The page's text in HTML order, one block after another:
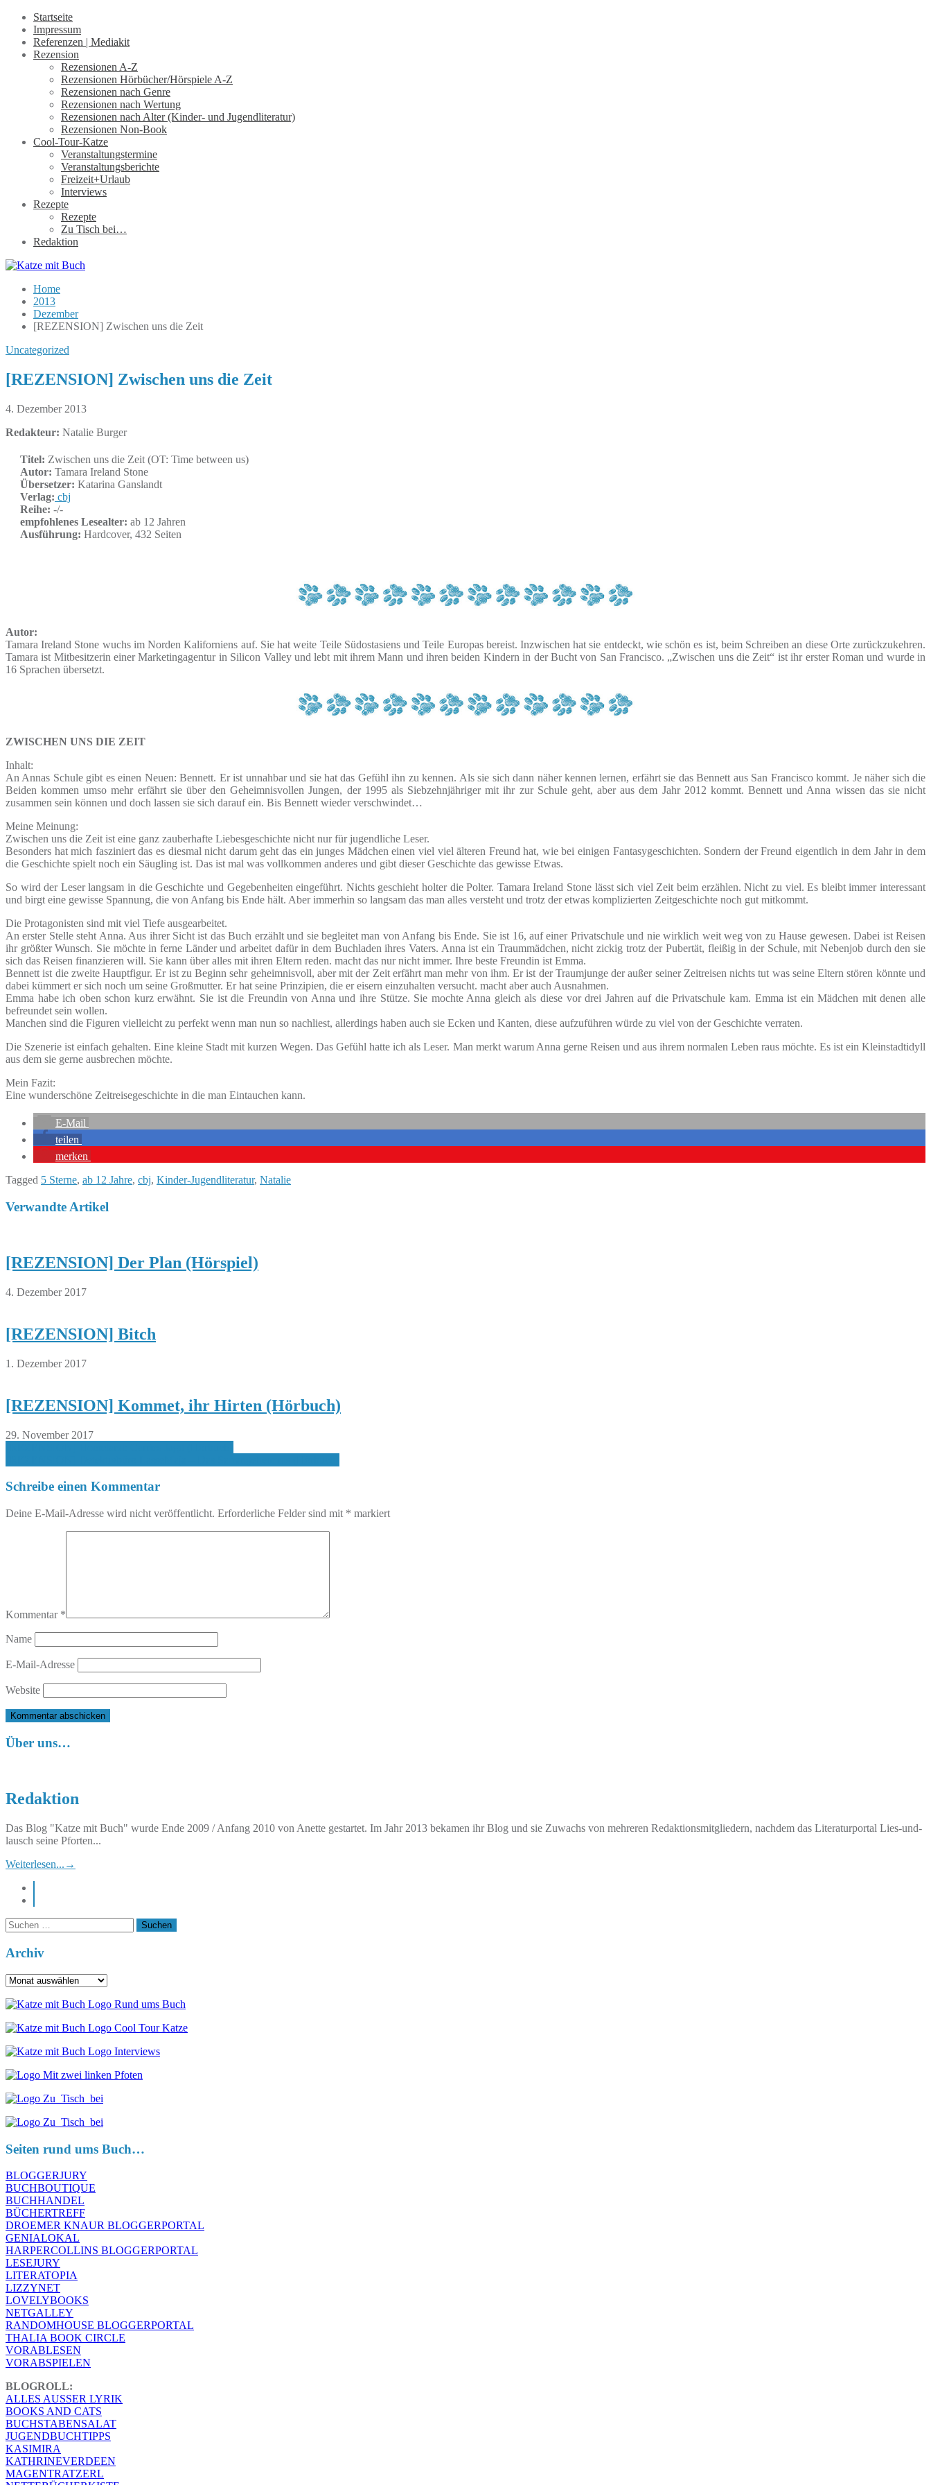
Startseite
Impressum
Referenzen | Mediakit
Rezension
Rezensionen A-Z
Rezensionen Hörbücher/Hörspiele A-Z
Rezensionen nach Genre
Rezensionen nach Wertung
Rezensionen nach Alter (Kinder- und Jugendliteratur)
Rezensionen Non-Book
Cool-Tour-Katze
Veranstaltungstermine
Veranstaltungsberichte
Freizeit+Urlaub
Interviews
Rezepte
Rezepte
Zu Tisch bei…
Redaktion
Home
2013
Dezember
[REZENSION] Zwischen uns die Zeit
Uncategorized
[REZENSION] Zwischen uns die Zeit
4. Dezember 2013
Redakteur: Natalie Burger
Titel: Zwischen uns die Zeit (OT: Time between us)
Autor: Tamara Ireland Stone
Übersetzer: Katarina Ganslandt
Verlag: cbj
Reihe: -/-
empfohlenes Lesealter: ab 12 Jahren
Ausführung: Hardcover, 432 Seiten
Autor:
Tamara Ireland Stone wuchs im Norden Kaliforniens auf. Sie hat weite Teile Südostasiens und Teile Europas bereist. Inzwischen hat sie entdeckt, wie schön es ist, beim Schreiben an diese Orte zurückzukehren.
Tamara ist Mitbesitzerin einer Marketingagentur in Silicon Valley und lebt mit ihrem Mann und ihren beiden Kindern in der Bucht von San Francisco. „Zwischen uns die Zeit“ ist ihr erster Roman und wurde in
16 Sprachen übersetzt.
ZWISCHEN UNS DIE ZEIT
Inhalt:
An Annas Schule gibt es einen Neuen: Bennett. Er ist unnahbar und sie hat das Gefühl ihn zu kennen. Als sie sich dann näher kennen lernen, erfährt sie das Bennett aus San Francisco kommt. Je näher sich die
Beiden kommen umso mehr erfährt sie über den Geheimnisvollen Jungen, der 1995 als Siebzehnjähriger mit ihr zur Schule geht, aber aus dem Jahr 2012 kommt. Bennett und Anna wissen das sie nicht
zusammen sein können und doch lassen sie sich darauf ein. Bis Bennett wieder verschwindet…
Meine Meinung:
Zwischen uns die Zeit ist eine ganz zauberhafte Liebesgeschichte nicht nur für jugendliche Leser.
Besonders hat mich fasziniert das es diesmal nicht darum geht das ein junges Mädchen einen viel viel älteren Freund hat, wie bei einigen Fantasygeschichten. Sondern der Freund eigentlich in dem Jahr in dem
die Geschichte spielt noch ein Säugling ist. Das ist mal was vollkommen anderes und gibt dieser Geschichte das gewisse Etwas.
So wird der Leser langsam in die Geschichte und Gegebenheiten eingeführt. Nichts geschieht holter die Polter. Tamara Ireland Stone lässt sich viel Zeit beim erzählen. Nicht zu viel. Es bleibt immer interessant
und birgt eine gewisse Spannung, die von Anfang bis Ende hält. Aber immerhin so langsam das man alles versteht und trotz der etwas komplizierten Zeitgeschichte noch gut mitkommt.
Die Protagonisten sind mit viel Tiefe ausgearbeitet.
An erster Stelle steht Anna. Aus ihrer Sicht ist das Buch erzählt und sie begleitet man von Anfang bis Ende. Sie ist 16, auf einer Privatschule und nie wirklich weit weg von zu Hause gewesen. Dabei ist Reisen
ihr größter Wunsch. Sie möchte in ferne Länder und arbeitet dafür in dem Buchladen ihres Vaters. Anna ist ein Traummädchen, nicht zickig trotz der Pubertät, fleißig in der Schule, mit Nebenjob durch den sie
sich das Reisen finanzieren will. Sie kann über alles mit ihren Eltern reden. macht das nur nicht immer. Ihre beste Freundin ist Emma.
Bennett ist die zweite Hauptfigur. Er ist zu Beginn sehr geheimnisvoll, aber mit der Zeit erfährt man mehr von ihm. Er ist der Traumjunge der außer seiner Zeitreisen nichts tut was seine Eltern stören könnte und
dabei kümmert er sich noch um seine Großmutter. Er hat seine Prinzipien, die er eisern einzuhalten versucht. macht aber auch Ausnahmen.
Emma habe ich oben schon kurz erwähnt. Sie ist die Freundin von Anna und ihre Stütze. Sie mochte Anna gleich als diese vor drei Jahren auf die Privatschule kam. Emma ist ein Mädchen mit denen alle
befreundet sein wollen.
Manchen sind die Figuren vielleicht zu perfekt wenn man nun so nachliest, allerdings haben auch sie Ecken und Kanten, diese aufzuführen würde zu viel von der Geschichte verraten.
Die Szenerie ist einfach gehalten. Eine kleine Stadt mit kurzen Wegen. Das Gefühl hatte ich als Leser. Man merkt warum Anna gerne Reisen und aus ihrem normalen Leben raus möchte. Es ist ein Kleinstadtidyll
aus dem sie gerne ausbrechen möchte.
Mein Fazit:
Eine wunderschöne Zeitreisegeschichte in die man Eintauchen kann.
E-Mail
teilen
merken
Tagged 5 Sterne, ab 12 Jahre, cbj, Kinder-Jugendliteratur, Natalie
Verwandte Artikel
[REZENSION] Der Plan (Hörspiel)
4. Dezember 2017
[REZENSION] Bitch
1. Dezember 2017
[REZENSION] Kommet, ihr Hirten (Hörbuch)
29. November 2017
Schreibe einen Kommentar
Deine E-Mail-Adresse wird nicht veröffentlicht. Erforderliche Felder sind mit * markiert
Kommentar *
Name
E-Mail-Adresse
Website
Über uns…
Redaktion
Das Blog "Katze mit Buch" wurde Ende 2009 / Anfang 2010 von Anette gestartet. Im Jahr 2013 bekamen ihr Blog und sie Zuwachs von mehreren Redaktionsmitgliedern, nachdem das Literaturportal Lies-und-
lausch seine Pforten...
Weiterlesen... →
Suchen
nach:
Archiv
Archiv
Seiten rund ums Buch…
BLOGGERJURY
BUCHBOUTIQUE
BUCHHANDEL
BÜCHERTREFF
DROEMER KNAUR BLOGGERPORTAL
GENIALOKAL
HARPERCOLLINS BLOGGERPORTAL
LESEJURY
LITERATOPIA
LIZZYNET
LOVELYBOOKS
NETGALLEY
RANDOMHOUSE BLOGGERPORTAL
THALIA BOOK CIRCLE
VORABLESEN
VORABSPIELEN
BLOGROLL:
ALLES AUSSER LYRIK
BOOKS AND CATS
BUCHSTABENSALAT
JUGENDBUCHTIPPS
KASIMIRA
KATHRINEVERDEEN
MAGENTRATZERL